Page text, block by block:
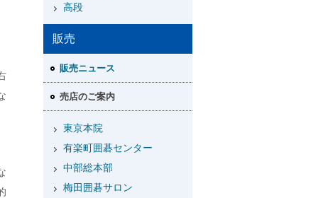
高段
販売
販売ニュース
売店のご案内
東京本院
有楽町囲碁センター
中部総本部
梅田囲碁サロン